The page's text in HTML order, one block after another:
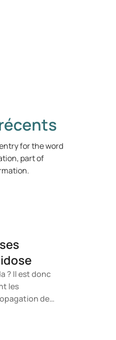
? Il est donc
les
de
vous